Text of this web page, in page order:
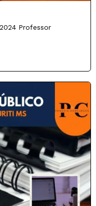
Professor